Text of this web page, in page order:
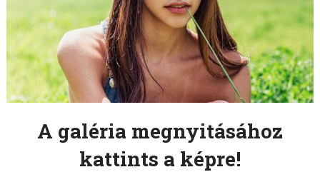
A galéria megnyitásához
kattints a képre!